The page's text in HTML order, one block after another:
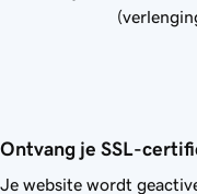
Ontvang je SSL-
Je website wordt